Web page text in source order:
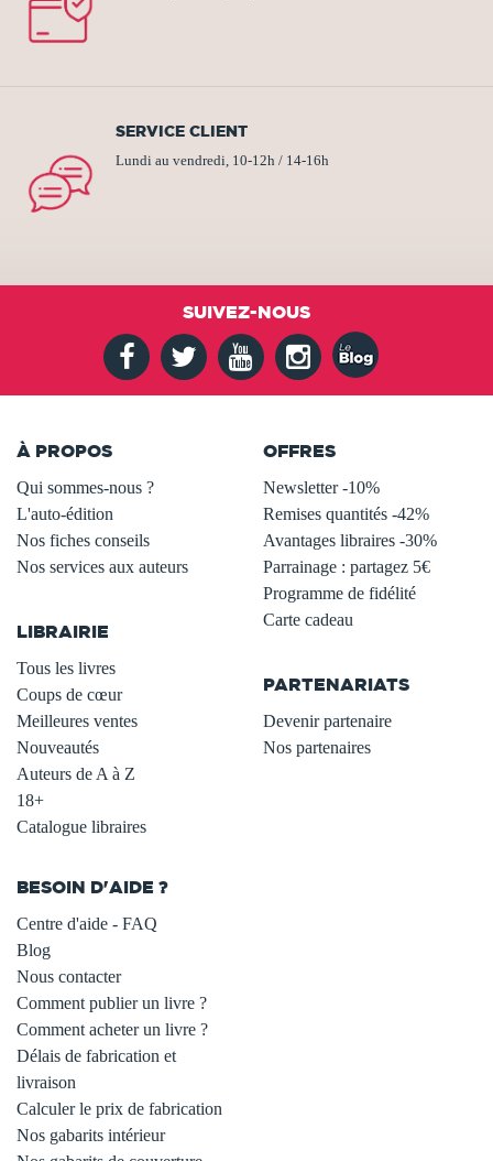
SERVICE CLIENT
Lundi au vendredi, 10-12h / 14-16h
SUIVEZ-NOUS
À PROPOS
Qui sommes-nous ?
L'auto-édition
Nos fiches conseils
Nos services aux auteurs
LIBRAIRIE
Tous les livres
Coups de cœur
Meilleures ventes
Nouveautés
Auteurs de A à Z
18+
Catalogue libraires
OFFRES
Newsletter -10%
Remises quantités -42%
Avantages libraires -30%
Parrainage : partagez 5€
Programme de fidélité
Carte cadeau
PARTENARIATS
Devenir partenaire
Nos partenaires
BESOIN D'AIDE ?
Centre d'aide - FAQ
Blog
Nous contacter
Comment publier un livre ?
Comment acheter un livre ?
Délais de fabrication et
livraison
Calculer le prix de fabrication
Nos gabarits intérieur